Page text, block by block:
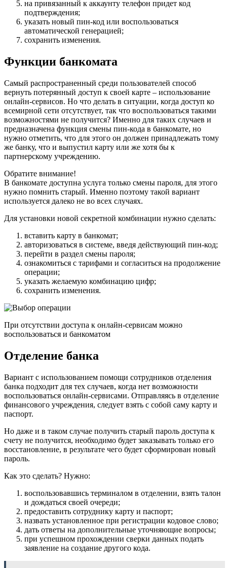
на привязанный к аккаунту телефон придет код
подтверждения;
указать новый пин-код или воспользоваться
автоматической генерацией;
сохранить изменения.
Функции банкомата
Самый распространенный среди пользователей способ
вернуть потерянный доступ к своей карте – использование
онлайн-сервисов. Но что делать в ситуации, когда доступ ко
всемирной сети отсутствует, так что воспользоваться такими
возможностями не получится? Именно для таких случаев и
предназначена функция смены пин-кода в банкомате, но
нужно отметить, что для этого он должен принадлежать тому
же банку, что и выпустил карту или же хотя бы к
партнерскому учреждению.
Обратите внимание!
В банкомате доступна услуга только смены пароля, для этого
нужно помнить старый. Именно поэтому такой вариант
используется далеко не во всех случаях.
Для установки новой секретной комбинации нужно сделать:
вставить карту в банкомат;
авторизоваться в системе, введя действующий пин-код;
перейти в раздел смены пароля;
ознакомиться с тарифами и согласиться на продолжение
операции;
указать желаемую комбинацию цифр;
сохранить изменения.
При отсутствии доступа к онлайн-сервисам можно
воспользоваться и банкоматом
Отделение банка
Вариант с использованием помощи сотрудников отделения
банка подходит для тех случаев, когда нет возможности
воспользоваться онлайн-сервисами. Отправляясь в отделение
финансового учреждения, следует взять с собой саму карту и
паспорт.
Но даже и в таком случае получить старый пароль доступа к
счету не получится, необходимо будет заказывать только его
восстановление, в результате чего будет сформирован новый
пароль.
Как это сделать? Нужно:
воспользовавшись терминалом в отделении, взять талон
и дождаться своей очереди;
предоставить сотруднику карту и паспорт;
назвать установленное при регистрации кодовое слово;
дать ответы на дополнительные уточняющие вопросы;
при успешном прохождении сверки данных подать
заявление на создание другого кода.